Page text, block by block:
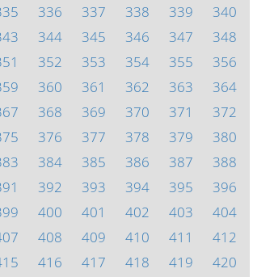
336 337 338 339
340
344 345 346 347
348
352 353 354 355
356
360 361 362 363
364
368 369 370 371
372
376 377 378 379
380
384 385 386 387
388
392 393 394 395
396
400 401 402 403
404
408 409 410 411
412
416 417 418 419
420